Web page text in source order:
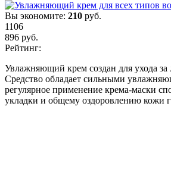
Вы экономите: 210 руб.
1106
896 руб.
Рейтинг:
Увлажняющий крем создан для ухода
Средство обладает сильными
регулярное применение крема-маски
укладки и общему оздоровлению кожи